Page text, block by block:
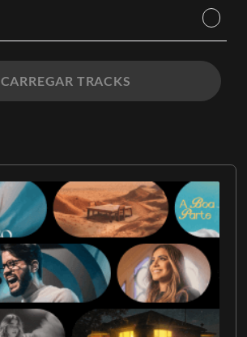
CARREGAR TRACKS